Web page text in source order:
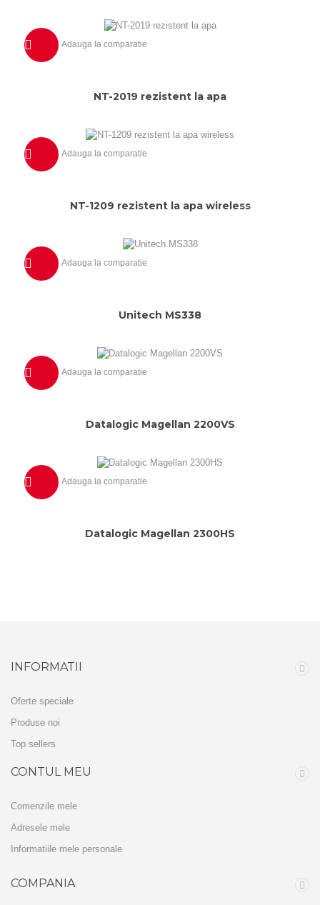
Adauga la comparatie
NT-2019 rezistent la apa
Adauga la comparatie
NT-1209 rezistent la apa wireless
Adauga la comparatie
Unitech MS338
Adauga la comparatie
Datalogic Magellan 2200VS
Adauga la comparatie
Datalogic Magellan 2300HS
INFORMATII
Oferte speciale
Produse noi
Top sellers
CONTUL MEU
Comenzile mele
Adresele mele
Informatiile mele personale
COMPANIA